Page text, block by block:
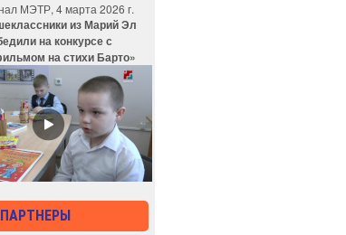
МЭТР, 4 марта 2026 г.
из Марий Эл
на конкурсе с
на стихи Барто»